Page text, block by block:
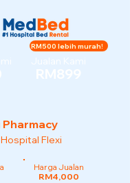
Jualan Kami
RM899
RM500 lebih murah!
Pharmacy
Flexi
Harga Jualan
RM4,000